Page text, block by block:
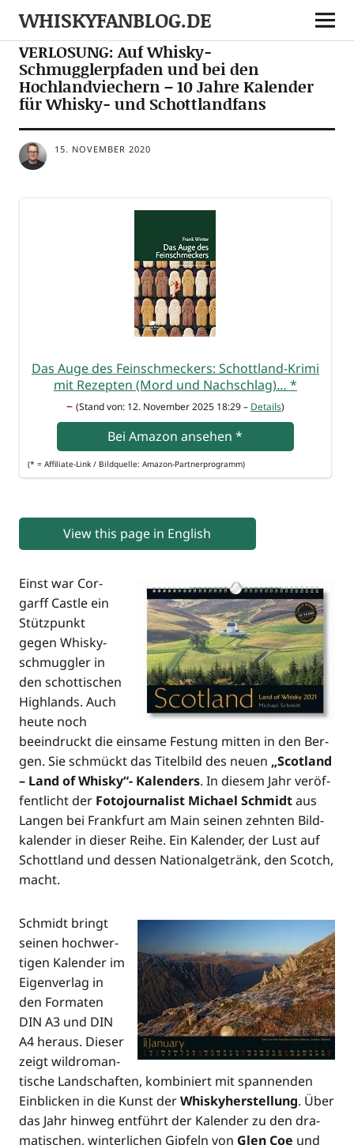
WHISKYFANBLOG.DE
MEDIA
VERLOSUNG: Auf Whisky-
Schmugglerpfaden und bei den
Hochlandviechern – 10 Jahre Kalender
für Whisky- und Schottlandfans
15. NOVEMBER 2020
Das Auge des Fein­schme­ckers: Schott­land-Kri­mi
mit Rezep­ten (Mord und Nach­schlag)… *
– (Stand von: 12. Novem­ber 2025 18:29 – Details)
Bei Ama­zon anse­hen*
(* = Affi­lia­te-Link / Bild­quel­le: Amazon-Partnerprogramm)
View this page in English
Einst war Cor­
garff Cast­le ein
Stütz­punkt
gegen Whis­ky­
schmugg­ler in
den schot­ti­schen
High­lands. Auch
heu­te noch
beein­druckt die ein­sa­me Fes­tung mit­ten in den Ber­
gen. Sie schmückt das Titel­bild des neu­en „Scot­land
– Land of Whis­ky“- Kalen­ders. In die­sem Jahr ver­öf­
fent­licht der Foto­jour­na­list Micha­el Schmidtaus
Lan­gen bei Frank­furt am Main sei­nen zehn­ten Bild­
ka­len­der in die­ser Rei­he. Ein Kalen­der, der Lust auf
Schott­land und des­sen Natio­nal­ge­tränk, den Scotch,
macht.
Schmidt bringt
sei­nen hoch­wer­
ti­gen Kalen­der im
Eigen­ver­lag in
den For­ma­ten
DIN A3 und DIN
A4 her­aus. Die­ser
zeigt wild­ro­man­
ti­sche Land­schaf­ten, kom­bi­niert mit span­nen­den
Ein­bli­cken in die Kunst derWhis­ky­her­stel­lung. Über
das Jahr hin­weg ent­führt der Kalen­der zu den dra­
ma­ti­schen, win­ter­li­chen Gip­feln von Glen Coe und